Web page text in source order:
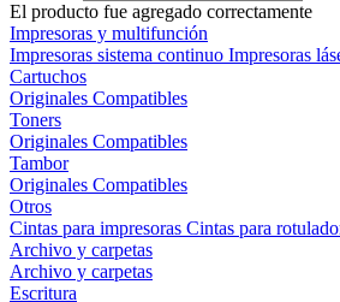
El producto fue agregado correctamente
Impresoras y multifunción
Impresoras sistema continuo Impresoras
Cartuchos
Originales Compatibles
Toners
Originales Compatibles
Tambor
Originales Compatibles
Otros
Cintas para impresoras Cintas para
Archivo y carpetas
Archivo y carpetas
Escritura